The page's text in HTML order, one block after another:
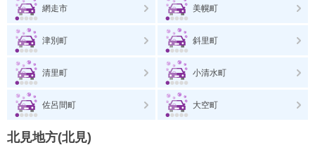
網走市 美幌町
津別町 斜里町
清里町 小清水町
佐呂間町 大空町
北見地方(北見)